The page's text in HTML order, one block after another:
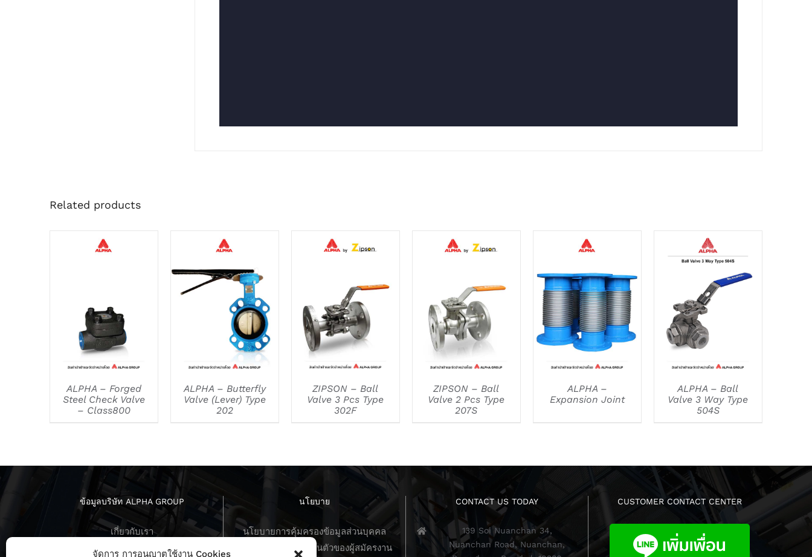
จัดการ การอนุญาตใช้งาน Cookies
Related products
ALPHA – Forged
Steel Check Valve
– Class800
DETAILS
ALPHA – Butterfly
Valve (Lever) Type
202
DETAILS
ZIPSON – Ball
Valve 3 Pcs Type
302F
DETAILS
ZIPSON – Ball
Valve 2 Pcs Type
207S
DETAILS
ALPHA –
Expansion Joint
DETAILS
ALPHA – Ball
Valve 3 Way Type
504S
ข้อมูลบริษัท ALPHA GROUP
เกี่ยวกับเรา
บทสัมภาษณ์ ผู้บริหาร
นโยบาย
นโยบายการคุ้มครองข้อมูลส่วนบุคคล
นโยบายความเป็นส่วนตัวของผู้สมัครงาน
CONTACT US TODAY
139 Soi Nuanchan 34,
Nuanchan Road, Nuanchan,
CUSTOMER CONTACT CENTER